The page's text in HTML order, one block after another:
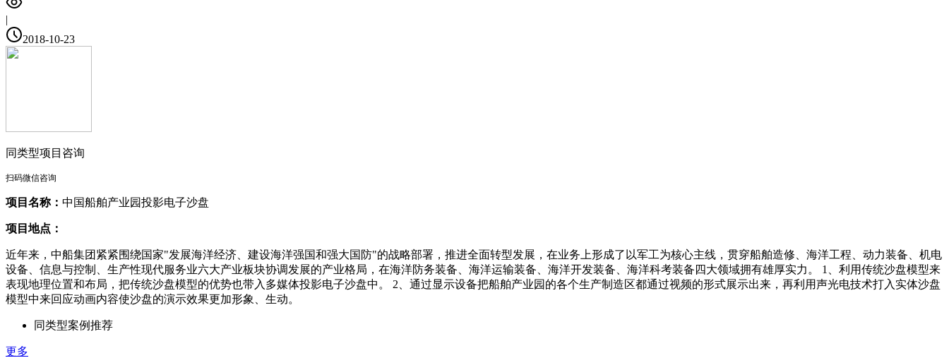
|
2018-10-23
同类型项目咨询
扫码微信咨询
项目名称： 中国船舶产业园投影电子沙盘
项目地点：
近年来，中船集团紧紧围绕国家"发展海洋经济、建设海洋强国和强大国防"的战略部署，推进全面转型发展，在业务上形成了以军工为核心主线，贯穿船舶造修、海洋工程、动力装备、机电
设备、信息与控制、生产性现代服务业六大产业板块协调发展的产业格局，在海洋防务装备、海洋运输装备、海洋开发装备、海洋科考装备四大领域拥有雄厚实力。 1、利用传统沙盘模型来
表现地理位置和布局，把传统沙盘模型的优势也带入多媒体投影电子沙盘中。 2、通过显示设备把船舶产业园的各个生产制造区都通过视频的形式展示出来，再利用声光电技术打入实体沙盘
模型中来回应动画内容使沙盘的演示效果更加形象、生动。
同类型案例推荐
更多